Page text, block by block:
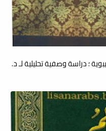
؛ دراسة وصفية تحليلية لـ د.